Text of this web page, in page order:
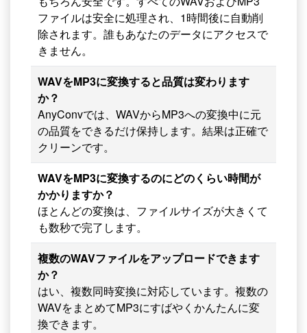
ファイルは安全に処理され、1時間後に自動削
除されます。誰もあなたのデータにアクセスで
きません。
WAVをMP3に変換すると品質は変わります
か？
AnyConvでは、WAVからMP3への変換中に元
の品質をできるだけ保持します。結果は正確で
クリーンです。
WAVをMP3に変換するのにどのくらい時間が
かかりますか？
ほとんどの変換は、ファイルサイズが大きくて
も数秒で完了します。
複数のWAVファイルをアップロードできます
か？
はい、複数同時変換に対応しています。複数の
WAVをまとめてMP3にすばやくかんたんに変
換できます。